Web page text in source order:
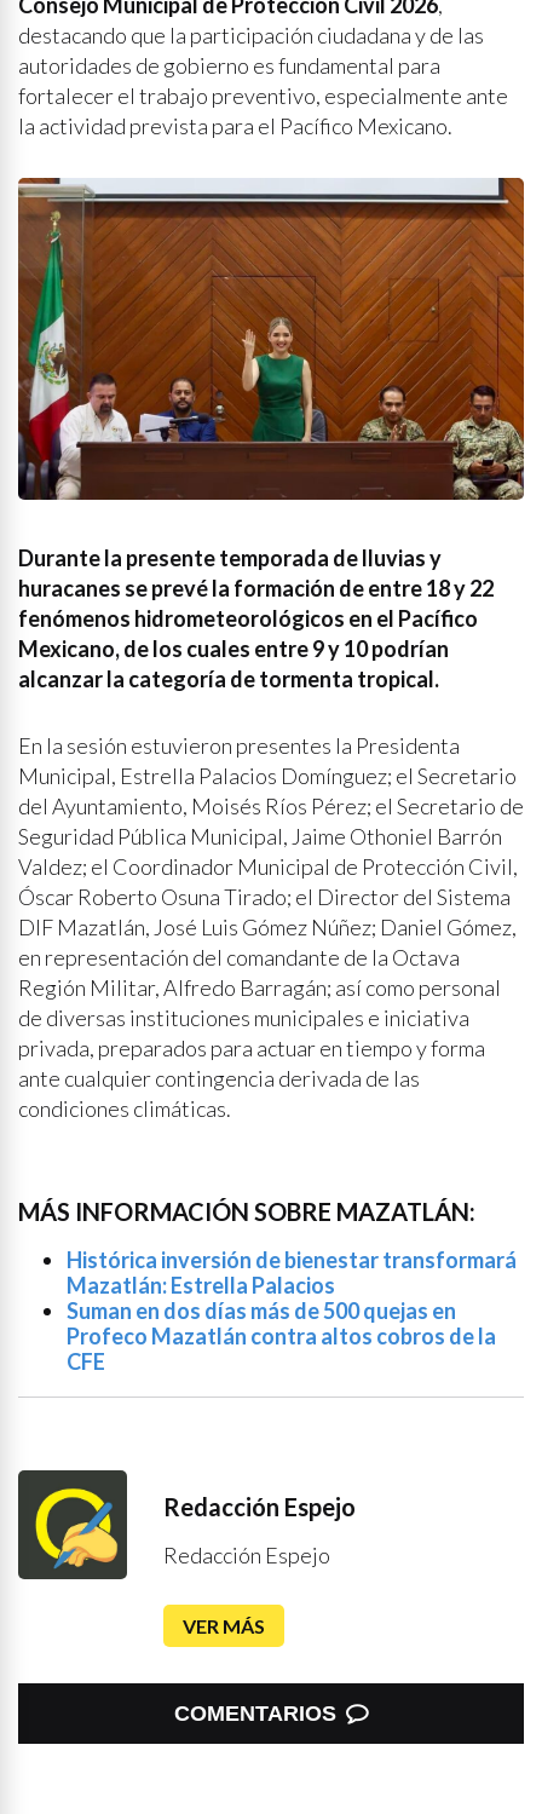
destacando que la participación ciudadana y de las
autoridades de gobierno es fundamental para
fortalecer el trabajo preventivo, especialmente ante
la actividad prevista para el Pacífico Mexicano.
Durante la presente temporada de lluvias y
huracanes se prevé la formación de entre 18 y 22
fenómenos hidrometeorológicos en el Pacífico
Mexicano, de los cuales entre 9 y 10 podrían
alcanzar la categoría de tormenta tropical.
En la sesión estuvieron presentes la Presidenta
Municipal, Estrella Palacios Domínguez; el Secretario
del Ayuntamiento, Moisés Ríos Pérez; el Secretario de
Seguridad Pública Municipal, Jaime Othoniel Barrón
Valdez; el Coordinador Municipal de Protección Civil,
Óscar Roberto Osuna Tirado; el Director del Sistema
DIF Mazatlán, José Luis Gómez Núñez; Daniel Gómez,
en representación del comandante de la Octava
Región Militar, Alfredo Barragán; así como personal
de diversas instituciones municipales e iniciativa
privada, preparados para actuar en tiempo y forma
ante cualquier contingencia derivada de las
condiciones climáticas.
MÁS INFORMACIÓN SOBRE MAZATLÁN:
Histórica inversión de bienestar transformará
Mazatlán: Estrella Palacios
Suman en dos días más de 500 quejas en
Profeco Mazatlán contra altos cobros de la
CFE
Redacción Espejo
Redacción Espejo
VER MÁS
COMENTARIOS